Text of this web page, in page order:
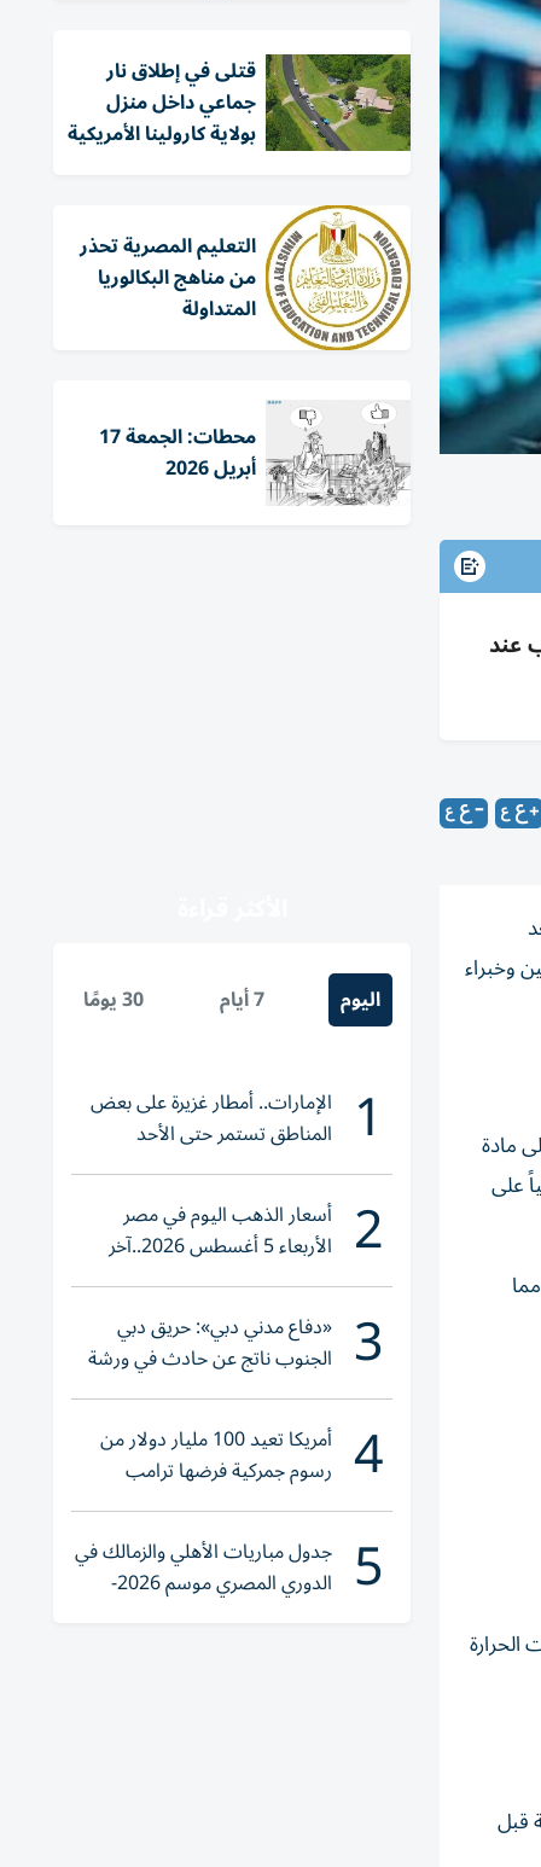
عند
وخبراء
مادة
على
قبل
قتلى في إطلاق نار
جماعي داخل منزل
بولاية كارولينا الأمريكية
التعليم المصرية تحذر
من مناهج البكالوريا
المتداولة
محطات: الجمعة 17
أبريل 2026
اليوم 7 أيام 30 يومًا
1 الإمارات.. أمطار غزيرة على بعض
المناطق تستمر حتى الأحد
2 أسعار الذهب اليوم في مصر
الأربعاء 5 أغسطس 2026..آخر
تحديث لعيار 21
3 «دفاع مدني دبي»: حريق دبي
الجنوب ناتج عن حادث في ورشة
ولا إصابات
4 أمريكا تعيد 100 مليار دولار من
رسوم جمركية فرضها ترامب
5 جدول مباريات الأهلي والزمالك في
الدوري المصري موسم 2026-